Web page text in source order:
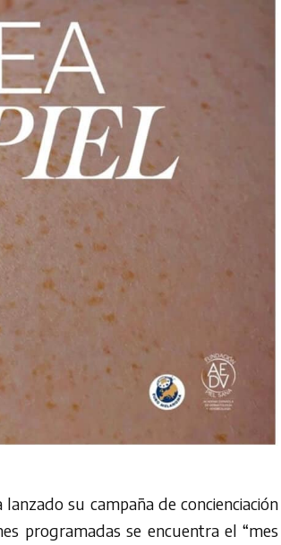
su campaña de concienciación
programadas se encuentra el “mes